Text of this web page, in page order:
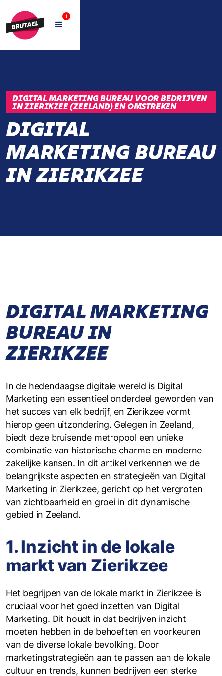
1
DIGITAL MARKETING BUREAU VOOR BEDRIJVEN
IN ZIERIKZEE (ZEELAND) EN OMSTREKEN
DIGITAL
MARKETING BUREAU
IN ZIERIKZEE
DIGITAL MARKETING
BUREAU IN
ZIERIKZEE
In de hedendaagse digitale wereld is Digital
Marketing een essentieel onderdeel geworden van
het succes van elk bedrijf, en Zierikzee vormt
hierop geen uitzondering. Gelegen in Zeeland,
biedt deze bruisende metropool een unieke
combinatie van historische charme en moderne
zakelijke kansen. In dit artikel verkennen we de
belangrijkste aspecten en strategieën van Digital
Marketing in Zierikzee, gericht op het vergroten
van zichtbaarheid en groei in dit dynamische
gebied in Zeeland.
1. Inzicht in de lokale
markt van Zierikzee
Het begrijpen van de lokale markt in Zierikzee is
cruciaal voor het goed inzetten van Digital
Marketing. Dit houdt in dat bedrijven inzicht
moeten hebben in de behoeften en voorkeuren
van de diverse lokale bevolking. Door
marketingstrategieën aan te passen aan de lokale
cultuur en trends, kunnen bedrijven een sterke